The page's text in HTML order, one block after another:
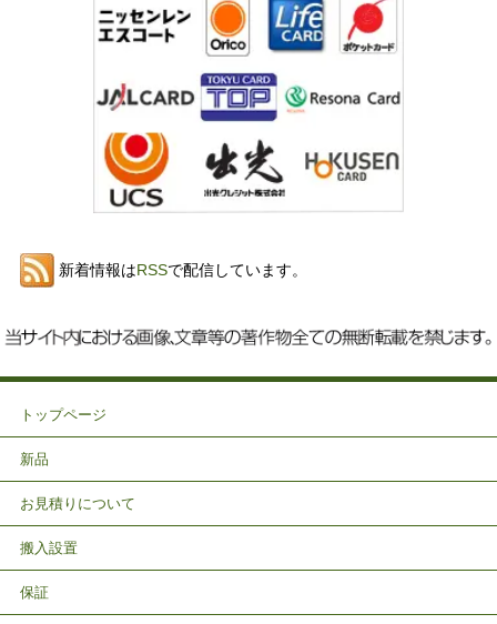
新着情報はRSSで配信しています。
トップページ
新品
お見積りについて
搬入設置
保証